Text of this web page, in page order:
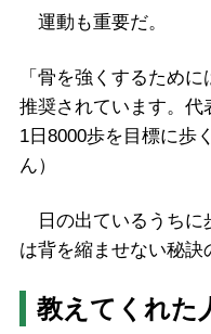
運動も重要だ。
「骨を強くするため
推奨されています。代
1日8000歩を目標に歩
ん）
日の出ているうちに
は背を縮ませない秘訣
教えてくれた